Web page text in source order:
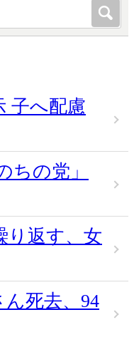
子へ配慮
ちの党」
り返す、女
死去、94